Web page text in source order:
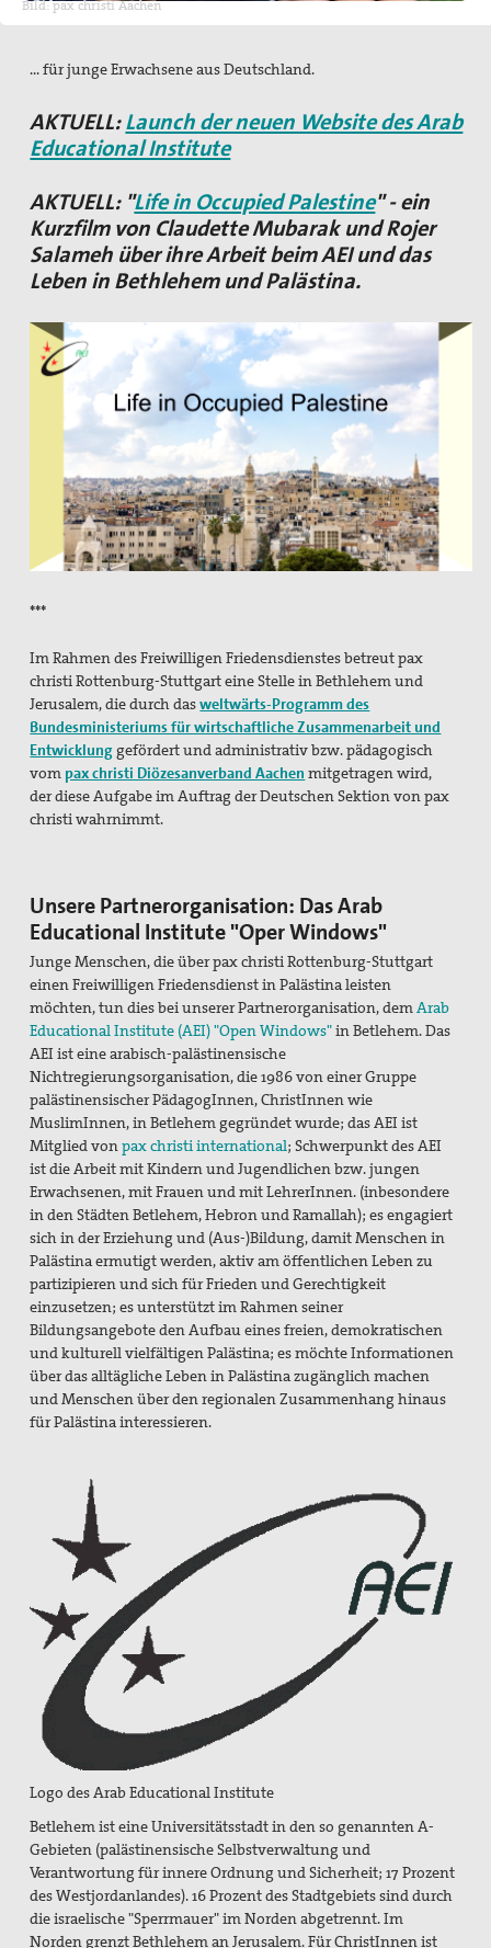
Pressemitteilungen
Publikationen
Newsletter
Der Heilige Martin
Weiteres
Friedensbildung
Servicestelle Friedensbildung Baden-Württemberg
Netzwerk Friedensbildung Baden-Württemberg
Referent für Friedensbildung
Materialien zur Friedensbildung
Texte & Thesen
Atomwaffen
Große Reden zum Frieden
Nahost
Papst Franziskus
Ressourcenkonflikte
AGn, Aktionen, Projekte
Aktion Aufschrei
Bündnis "Schulfrei für die Bundeswehr"
Freiwilliger Friedensdienst in Bethlehem & Jerusalem
Friedensräume Lindau
Initiative "Farbe bekennen!"
Jugend für Frieden und Gerechtigkeit in Palästina und
Israel
Kampagne "Unter 18 nie!"
Nahost-AG
Ostermarsch
Spiritualität
Spirituelle Orte
Gedenken an Josef Ruf
Texte zum Thema Spiritualität
pax christi Pilgertag
Friedensgebet zum Internationalen Tag der
Menschenrechte
Mitmachen
Spenden
Mitglied werden
Suche
Bild: pax christi Aachen
... für junge Erwachsene aus Deutschland.
AKTUELL:Launch der neuen Website des Arab
Educational Institute
AKTUELL: "Life in Occupied Palestine" - ein
Kurzfilm von Claudette Mubarak und Rojer
Salameh über ihre Arbeit beim AEI und das
Leben in Bethlehem und Palästina.
***
Im Rahmen des Freiwilligen Friedensdienstes betreut pax
christi Rottenburg-Stuttgart eine Stelle in Bethlehem und
Jerusalem, die durch dasweltwärts-Programm des
Bundesministeriums für wirtschaftliche Zusammenarbeit und
Entwicklunggefördert und administrativ bzw. pädagogisch
vom pax christi Diözesanverband Aachen mitgetragen wird,
der diese Aufgabe im Auftrag der Deutschen Sektion von pax
christi wahrnimmt.
Unsere Partnerorganisation: Das Arab
Educational Institute "Oper Windows"
Junge Menschen, die über pax christi Rottenburg-Stuttgart
einen Freiwilligen Friedensdienst in Palästina leisten
möchten, tun dies bei unserer Partnerorganisation, demArab
Educational Institute (AEI) "Open Windows"in Betlehem. Das
AEI ist eine arabisch-palästinensische
Nichtregierungsorganisation, die 1986 von einer Gruppe
palästinensischer PädagogInnen, ChristInnen wie
MuslimInnen, in Betlehem gegründet wurde; das AEI ist
Mitglied vonpax christi international; Schwerpunkt des AEI
ist die Arbeit mit Kindern und Jugendlichen bzw. jungen
Erwachsenen, mit Frauen und mit LehrerInnen. (inbesondere
in den Städten Betlehem, Hebron und Ramallah); es engagiert
sich in der Erziehung und (Aus-)Bildung, damit Menschen in
Palästina ermutigt werden, aktiv am öffentlichen Leben zu
partizipieren und sich für Frieden und Gerechtigkeit
einzusetzen; es unterstützt im Rahmen seiner
Bildungsangebote den Aufbau eines freien, demokratischen
und kulturell vielfältigen Palästina; es möchte Informationen
über das alltägliche Leben in Palästina zugänglich machen
und Menschen über den regionalen Zusammenhang hinaus
für Palästina interessieren.
Logo des Arab Educational Institute
Betlehem ist eine Universitätsstadt in den so genannten A-
Gebieten (palästinensische Selbstverwaltung und
Verantwortung für innere Ordnung und Sicherheit; 17 Prozent
des Westjordanlandes). 16 Prozent des Stadtgebiets sind durch
die israelische "Sperrmauer" im Norden abgetrennt. Im
Norden grenzt Bethlehem an Jerusalem. Für ChristInnen ist